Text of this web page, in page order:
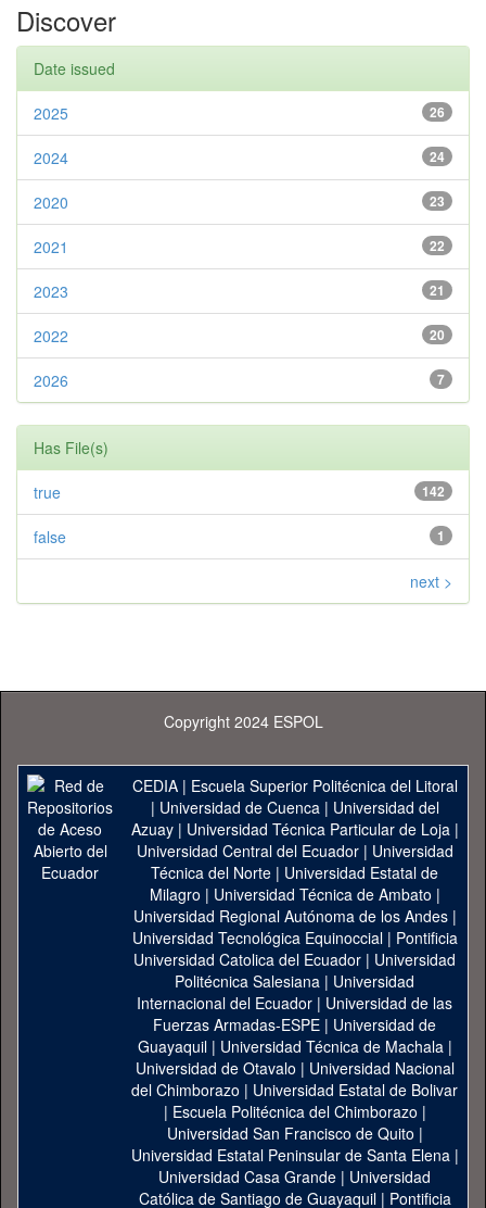
Discover
Date issued
26
2025
24
2024
23
2020
22
2021
21
2023
20
2022
7
2026
Has File(s)
142
true
1
false
next >
Copyright 2024 ESPOL
CEDIA| Escuela Superior Politécnica del Litoral
| Universidad de Cuenca| Universidad del
Azuay| Universidad Técnica Particular de Loja|
Universidad Central del Ecuador| Universidad
Técnica del Norte | Universidad Estatal de
Milagro | Universidad Técnica de Ambato |
Universidad Regional Autónoma de los Andes|
Universidad Tecnológica Equinoccial| Pontificia
Universidad Catolica del Ecuador | Universidad
Politécnica Salesiana | Universidad
Internacional del Ecuador | Universidad de las
Fuerzas Armadas-ESPE | Universidad de
Guayaquil| Universidad Técnica de Machala|
Universidad de Otavalo | Universidad Nacional
del Chimborazo | Universidad Estatal de Bolivar
| Escuela Politécnica del Chimborazo |
Universidad San Francisco de Quito |
Universidad Estatal Peninsular de Santa Elena|
Universidad Casa Grande | Universidad
Católica de Santiago de Guayaquil| Pontificia